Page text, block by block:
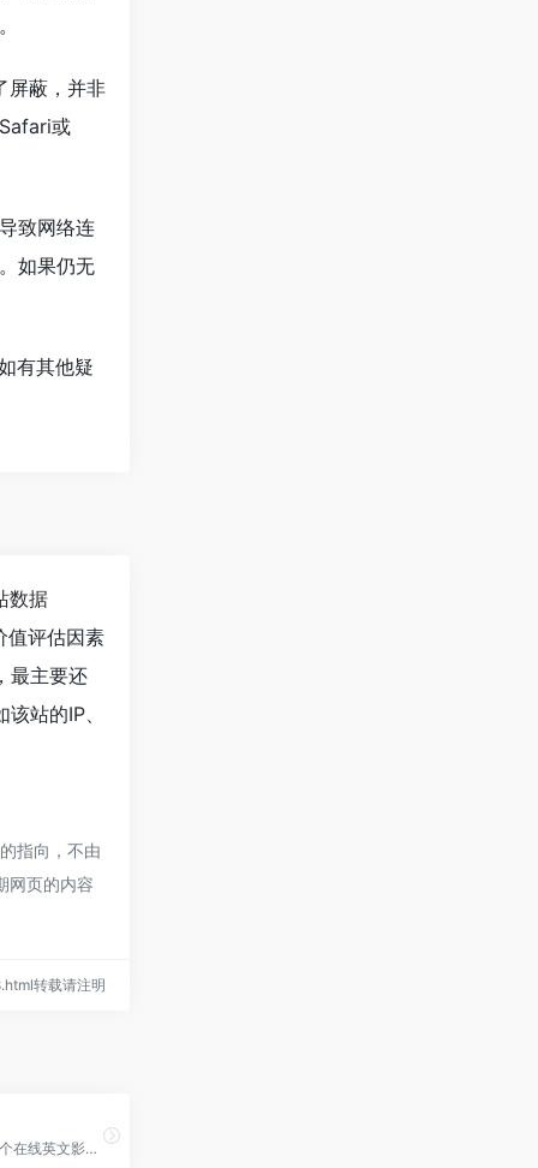
屏蔽，并非
或
致网络连
如果仍无
有其他疑
数据
值评估因素
最主要还
站的IP、
指向，不由
网页的内容
转载请注明
QuoDB是一个在线英文影视台词搜索引擎和电影台词数据库，收录了超过20万部影片的信息和上亿条字幕。